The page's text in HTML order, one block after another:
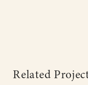
Related